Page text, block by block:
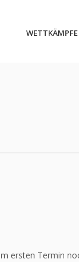
WETTKÄMPFE
ersten Termin